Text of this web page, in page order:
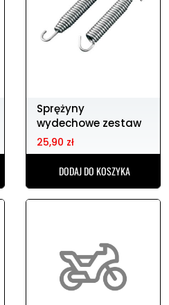
Sprężyny
wydechowe zestaw
DIRTY PIG 90mm
25,90 zł
DODAJ DO KOSZYKA